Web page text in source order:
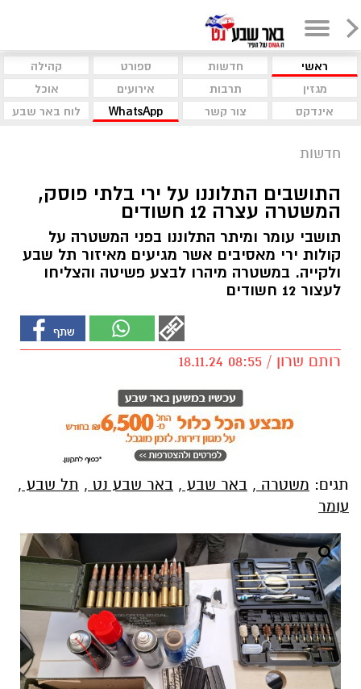
ראשי חדשות ספורט
קהילה
מגזין
תרבות אירועים
אוכל
אינדקס
צור קשר WhatsApp לוח באר שבע
חדשות
התושבים התלוננו על ירי בלתי פוסק,
המשטרה עצרה 12 חשודים
תושבי עומר ומיתר התלוננו בפני המשטרה על
קולות ירי מאסיבים אשר מגיעים מאיזור תל שבע
ולקייה. במשטרה מיהרו לבצע פשיטה והצליחו
לעצור 12 חשודים
רותם שרון / 08:55 18.11.24
באר שבע, באר שבע נט